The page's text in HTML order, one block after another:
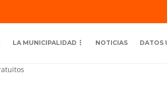
LA MUNICIPALIDAD NOTICIAS DATOS